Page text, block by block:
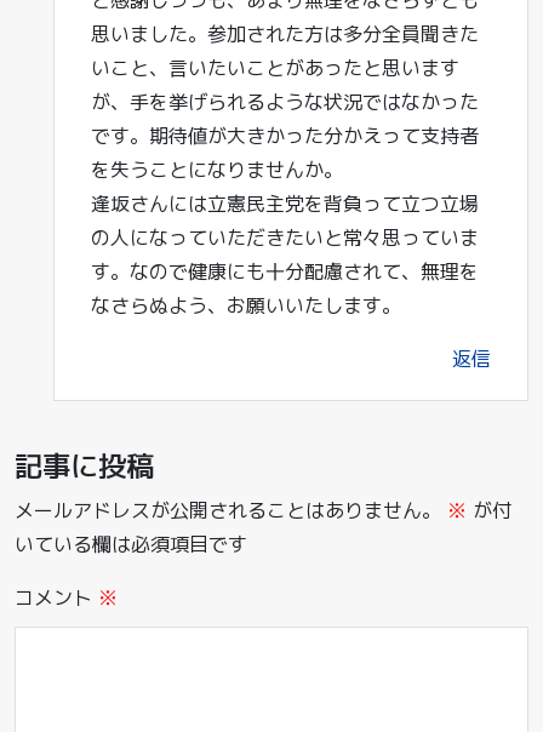
思いました。参加された方は多分全員聞きた
いこと、言いたいことがあったと思います
が、手を挙げられるような状況ではなかった
です。期待値が大きかった分かえって支持者
を失うことになりませんか。
逢坂さんには立憲民主党を背負って立つ立場
の人になっていただきたいと常々思っていま
す。なので健康にも十分配慮されて、無理を
なさらぬよう、お願いいたします。
返信
記事に投稿
メールアドレスが公開されることはありません。 ※ が付
いている欄は必須項目です
コメント ※